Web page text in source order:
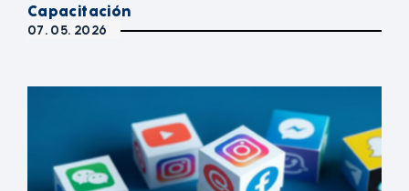
Capacitación
07. 05. 2026